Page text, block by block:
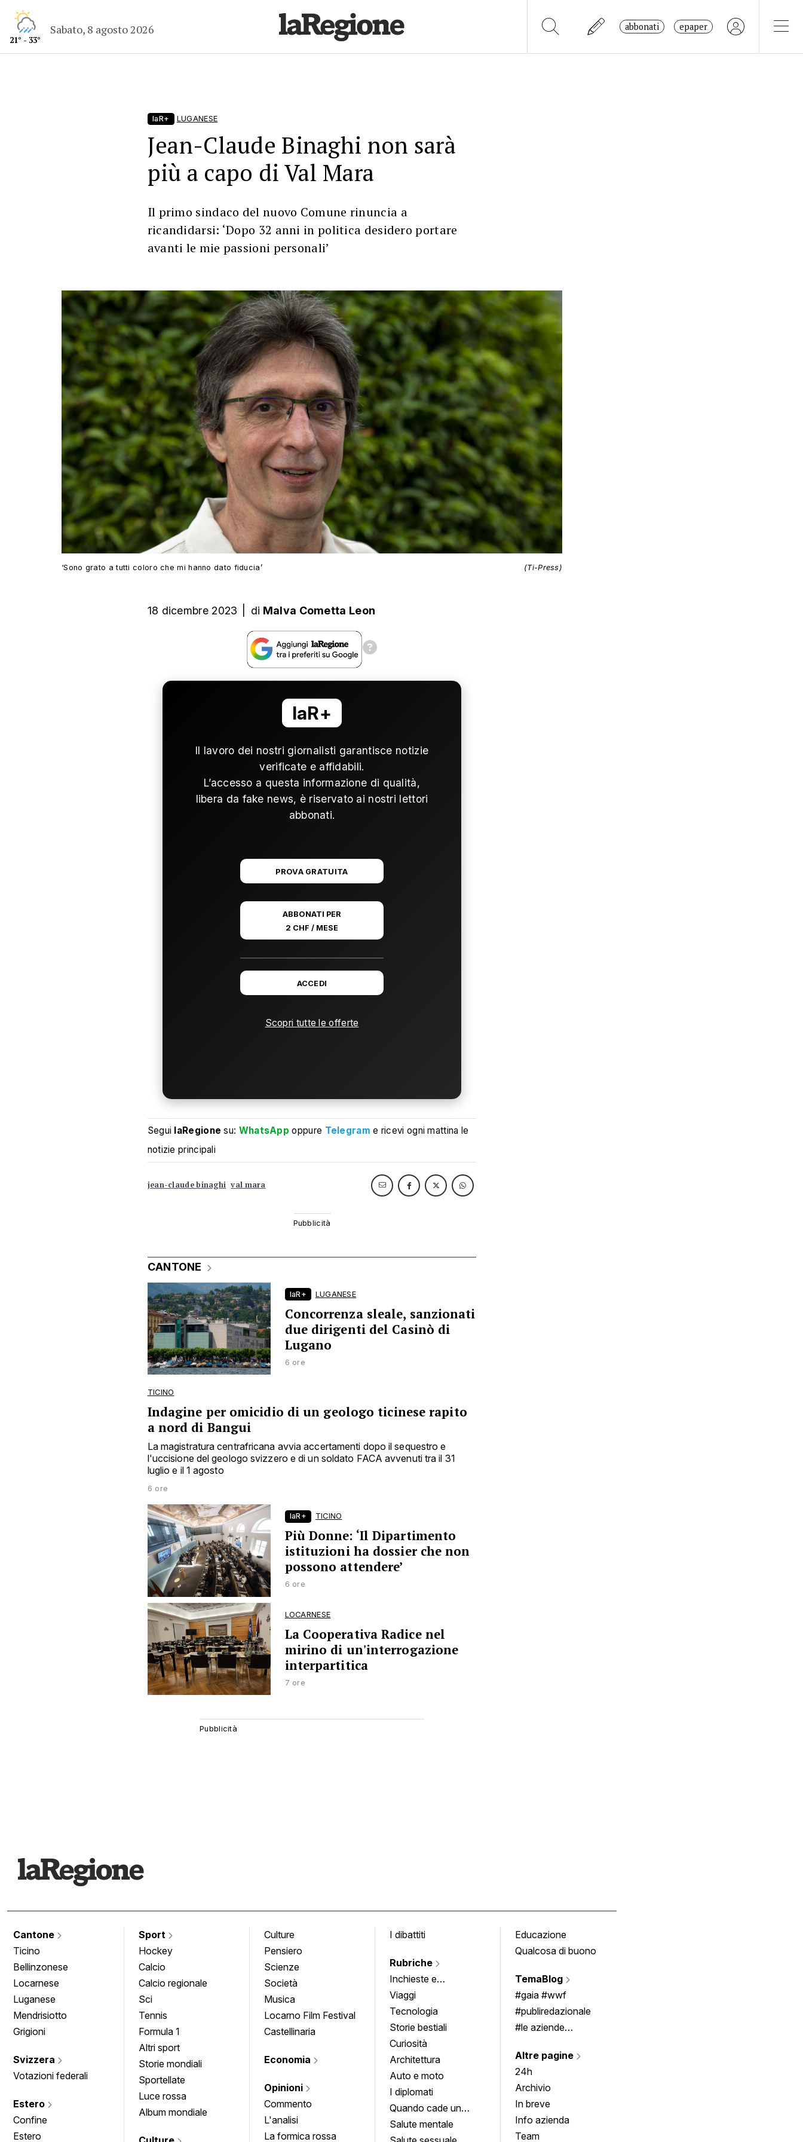
21° - 33°
Sabato, 8 agosto 2026 abbonati epaper
laR+ LUGANESE
Jean-Claude Binaghi non sarà
più a capo di Val Mara
Il primo sindaco del nuovo Comune rinuncia a
ricandidarsi: ‘Dopo 32 anni in politica desidero portare
avanti le mie passioni personali’
‘Sono grato a tutti coloro che mi hanno dato fiducia’ (Ti-Press)
18 dicembre 2023 di Malva Cometta Leon
laR+
Il lavoro dei nostri giornalisti garantisce notizie
verificate e affidabili.
L’accesso a questa informazione di qualità,
libera da fake news, è riservato ai nostri lettori
abbonati.
PROVA GRATUITA
ABBONATI PER
2 CHF / MESE
ACCEDI
Scopri tutte le offerte
Segui laRegione su: WhatsApp oppure Telegram e ricevi ogni mattina le
notizie principali
jean-claude binaghi val mara
CANTONE
laR+ LUGANESE
Concorrenza sleale, sanzionati
due dirigenti del Casinò di
Lugano
6 ore
TICINO
Indagine per omicidio di un geologo ticinese rapito
a nord di Bangui
La magistratura centrafricana avvia accertamenti dopo il sequestro e
l'uccisione del geologo svizzero e di un soldato FACA avvenuti tra il 31
luglio e il 1 agosto
6 ore
laR+ TICINO
Più Donne: ‘Il Dipartimento
istituzioni ha dossier che non
possono attendere’
6 ore
LOCARNESE
La Cooperativa Radice nel
mirino di un'interrogazione
interpartitica
7 ore
Cantone
Ticino
Bellinzonese
Locarnese
Luganese
Mendrisiotto
Grigioni
Svizzera
Votazioni federali
Estero
Confine
Estero
Sport
Hockey
Calcio
Calcio regionale
Sci
Tennis
Formula 1
Altri sport
Storie mondiali
Sportellate
Luce rossa
Album mondiale
Culture
Pensiero
Scienze
Società
Musica
Locarno Film Festival
Castellinaria
Economia
Opinioni
Commento
L'analisi
La formica rossa
I dibattiti
Rubriche
Inchieste e
approfondimenti
Viaggi
Tecnologia
Storie bestiali
Curiosità
Architettura
Auto e moto
I diplomati
Quando cade un
quadro
Salute mentale
Educazione
Qualcosa di buono
TemaBlog
#gaia #wwf
#publiredazionale
#le aziende
Altre pagine
24h
Archivio
In breve
Info azienda
Team